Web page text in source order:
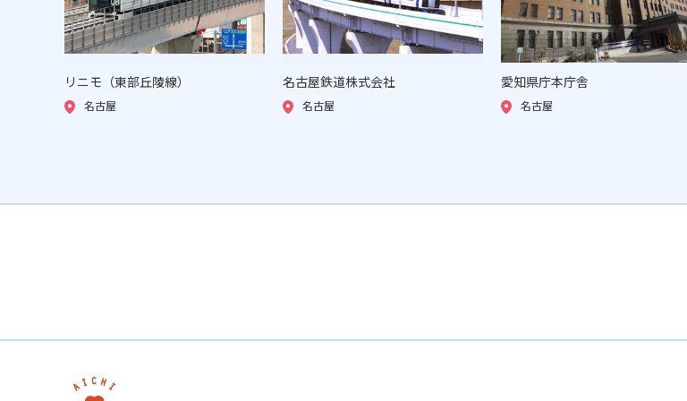
リニモ（東部丘陵線）
名古屋
名古屋鉄道株式会社
名古屋
愛知県庁本庁舎
名古屋